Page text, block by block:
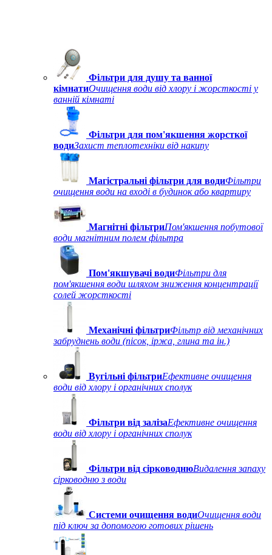
Фільтри для душу та ванної
кімнатиОчищення води від хлору і жорсткості у
ванній кімнаті
Фільтри для пом'якшення жорсткої
водиЗахист теплотехніки від накипу
Магістральні фільтри для водиФільтри
очищення води на вході в будинок або квартиру
Магнітні фільтриПом'якшення побутової
води магнітним полем фільтра
Пом'якшувачі водиФільтри для
пом'якшення води шляхом зниження концентрації
солей жорсткості
Механічні фільтриФільтр від механічних
забруднень води (пісок, іржа, глина та ін.)
Вугільні фільтриЕфективне очищення
води від хлору і органічних сполук
Фільтри від залізаЕфективне очищення
води від хлору і органічних сполук
Фільтри від сірководнюВидалення запаху
сірководню з води
Системи очищення водиОчищення води
під ключ за допомогою готових рішень